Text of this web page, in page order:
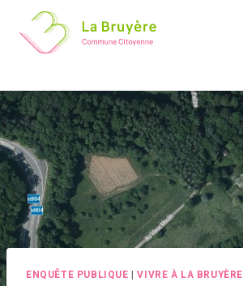
ENQUÊTE PUBLIQUE |VIVRE À LA BRUYÈRE